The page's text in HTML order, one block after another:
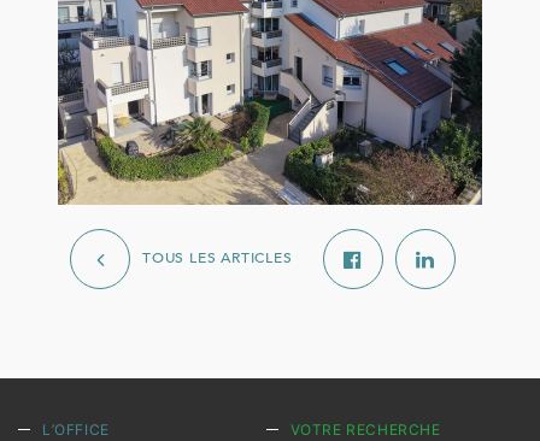
TOUS LES ARTICLES
L’OFFICE
VOTRE RECHERCHE